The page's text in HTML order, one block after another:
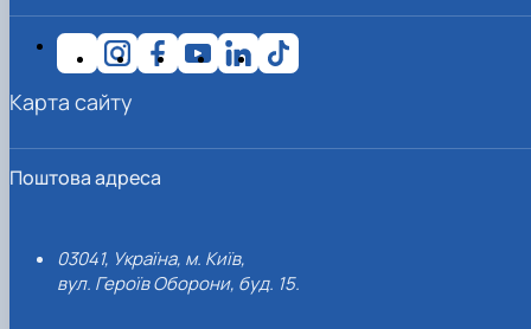
Поштова адреса
03041, Україна, м. Київ,
вул. Героїв Оборони, буд. 15.
Карта сайту